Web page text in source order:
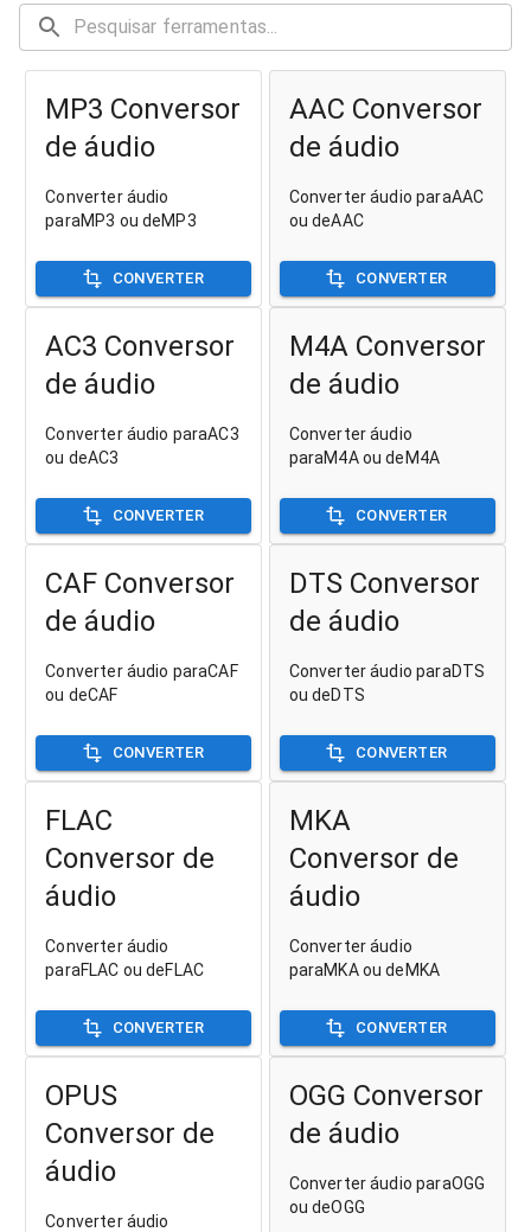
MP3 Conversor
de áudio
Converter áudio
paraMP3 ou deMP3
CONVERTER
AAC Conversor
de áudio
Converter áudio paraAAC
ou deAAC
CONVERTER
AC3 Conversor
de áudio
Converter áudio paraAC3
ou deAC3
CONVERTER
M4A Conversor
de áudio
Converter áudio
paraM4A ou deM4A
CONVERTER
CAF Conversor
de áudio
Converter áudio paraCAF
ou deCAF
CONVERTER
DTS Conversor
de áudio
Converter áudio paraDTS
ou deDTS
CONVERTER
FLAC
Conversor de
áudio
Converter áudio
paraFLAC ou deFLAC
CONVERTER
MKA
Conversor de
áudio
Converter áudio
paraMKA ou deMKA
CONVERTER
OPUS
Conversor de
áudio
Converter áudio
OGG Conversor
de áudio
Converter áudio paraOGG
ou deOGG